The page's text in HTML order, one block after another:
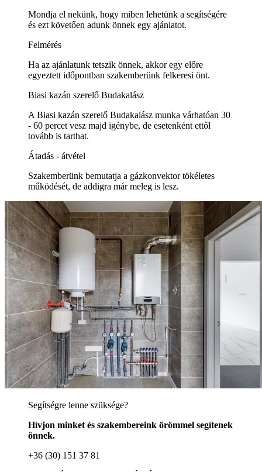
Mondja el nekünk, hogy miben lehetünk a segítségére
és ezt követően adunk önnek egy ajánlatot.
Felmérés
Ha az ajánlatunk tetszik önnek, akkor egy előre
egyeztett időpontban szakemberünk felkeresi önt.
Biasi kazán szerelő Budakalász
A Biasi kazán szerelő Budakalász munka várhatóan 30
- 60 percet vesz majd igénybe, de esetenként ettől
tovább is tarthat.
Átadás - átvétel
Szakemberünk bemutatja a gázkonvektor tökéletes
működését, de addigra már meleg is lesz.
Segítségre lenne szüksége?
Hívjon minket és szakembereink örömmel segítenek
önnek.
+36 (30) 151 37 81